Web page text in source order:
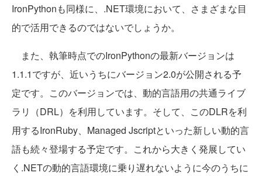
IronPythonも同様に、.NET環境において、さまざまな目
的で活用できるのではないでしょうか。
また、執筆時点でのIronPythonの最新バージョンは
1.1.1ですが、近いうちにバージョン2.0が公開される予
定です。このバージョンでは、動的言語用の共通ライブ
ラリ（DRL）を利用しています。そして、このDLRを利
用するIronRuby、Managed Jscriptといった新しい動的言
語も続々登場する予定です。これから大きく発展してい
く.NETの動的言語環境に乗り遅れないように今のうちに